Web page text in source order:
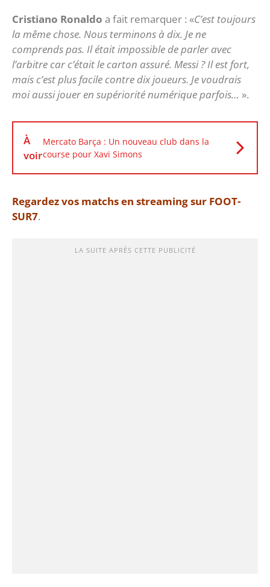
Cristiano Ronaldo a fait remarquer : «C’est toujours
la même chose. Nous terminons à dix. Je ne
comprends pas. Il était impossible de parler avec
l’arbitre car c’était le carton assuré. Messi ? Il est fort,
mais c’est plus facile contre dix joueurs. Je voudrais
moi aussi jouer en supériorité numérique parfois… ».
À
voir
Mercato Barça : Un nouveau club dans la
course pour Xavi Simons
Regardez vos matchs en streaming sur FOOT-
SUR7.
LA SUITE APRÈS CETTE PUBLICITÉ